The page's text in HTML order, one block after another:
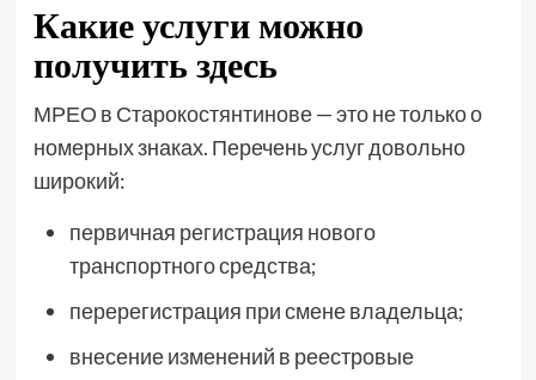
Какие услуги можно
получить здесь
МРЕО в Старокостянтинове — это не только о
номерных знаках. Перечень услуг довольно
широкий:
первичная регистрация нового
транспортного средства;
перерегистрация при смене владельца;
внесение изменений в реестровые